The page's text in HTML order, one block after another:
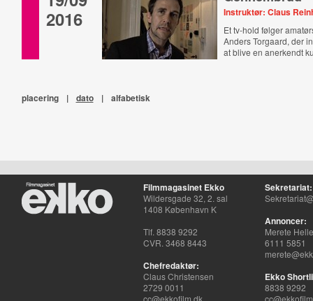
2016
Instruktør: Claus
Et tv-hold følger
Anders Torgaard, der
at blive en anerkendt
placering | dato | alfabetisk
Filmmagasinet Ekko
Wildersgade 32, 2. sal
1408 København K
Tlf. 8838 9292
CVR. 3468 8443
Chefredaktør:
Claus Christensen
2729 0011
cc@ekkofilm.dk
Sekretariat:
Annoncer:
Merete
6111 5851
Ekko
8838 9292